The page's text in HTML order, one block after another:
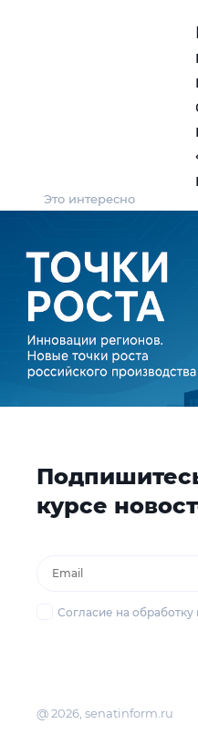
Это интересно
курсе
Согласие на
@ 2026, senatinform.ru